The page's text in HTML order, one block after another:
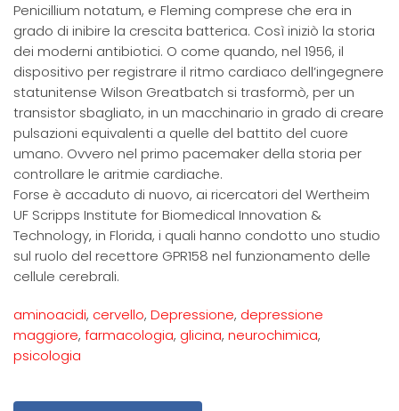
Penicillium notatum, e Fleming comprese che era in
grado di inibire la crescita batterica. Così iniziò la storia
dei moderni antibiotici. O come quando, nel 1956, il
dispositivo per registrare il ritmo cardiaco dell’ingegnere
statunitense Wilson Greatbatch si trasformò, per un
transistor sbagliato, in un macchinario in grado di creare
pulsazioni equivalenti a quelle del battito del cuore
umano. Ovvero nel primo pacemaker della storia per
controllare le aritmie cardiache.
Forse è accaduto di nuovo, ai ricercatori del Wertheim
UF Scripps Institute for Biomedical Innovation &
Technology, in Florida, i quali hanno condotto uno studio
sul ruolo del recettore GPR158 nel funzionamento delle
cellule cerebrali.
aminoacidi, cervello, Depressione, depressione
maggiore, farmacologia, glicina, neurochimica,
psicologia